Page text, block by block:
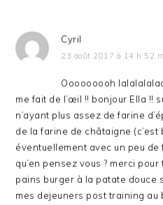
Cyril
23 août 2017 à 14 h 52
Ooooooooh
me fait de l’œil !! bonjour Ella !!
n’ayant plus assez de farine
de la farine de châtaigne (c’est
éventuellement avec un peu
qu’en pensez vous ? merci
pains burger à la patate douce
mes dejeuners post training au